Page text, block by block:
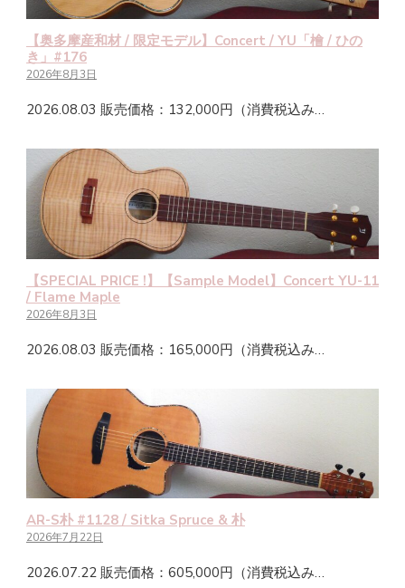
【奥多摩産和材 / 限定モデル】Concert / YU「檜 / ひの
き」#176
2026年8月3日
2026.08.03 販売価格：132,000円（消費税込み…
【SPECIAL PRICE !】【Sample Model】Concert YU-11
/ Flame Maple
2026年8月3日
2026.08.03 販売価格：165,000円（消費税込み…
AR-S朴 #1128 / Sitka Spruce & 朴
2026年7月22日
2026.07.22 販売価格：605,000円（消費税込み…